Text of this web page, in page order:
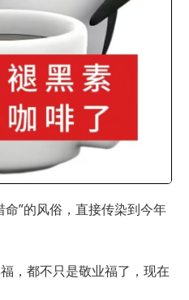
”的风俗，直接传染到今年
，都不只是敬业福了，现在